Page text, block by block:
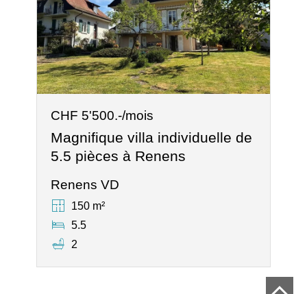
CHF 5'500.-/mois
Magnifique villa individuelle de
5.5 pièces à Renens
Renens VD
150 m²
5.5
2